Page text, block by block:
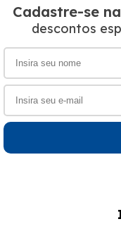
Cadastre-se
descontos